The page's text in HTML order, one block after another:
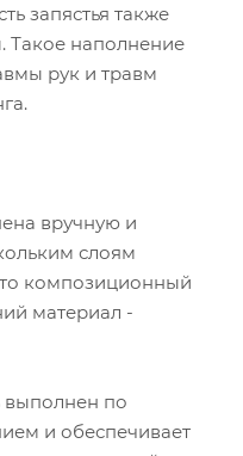
запястья также
Такое наполнение
рук и травм
вручную и
слоям
композиционный
материал -
выполнен по
и обеспечивает